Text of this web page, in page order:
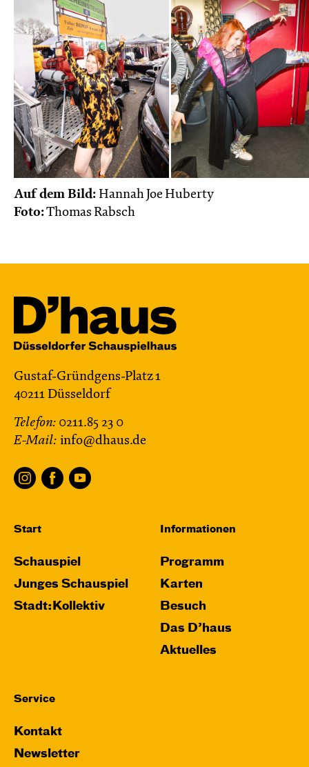
Wolf
Ein Stück über Mut und Freundschaft
von Saša Stanišić
Regie: Carmen Schwarz
Central 1
Touchtour für sehbehinderte und blinde
Menschen
Mit künstlerischer Audiodeskription
Karten
Wolf
Ein Stück über Mut und Freundschaft
von Saša Stanišić
Regie: Carmen Schwarz
Touchtour für sehbehinderte und blinde
Menschen
Mit künstlerischer Audiodeskription
Fr, 20.11. / 10:00 – 12:00
JUNGES SCHAUSPIEL
Wolf
Ein Stück über Mut und Freundschaft
Regie: Carmen Schwarz
Karten
Auf dem Bild: Hannah Joe Huberty
Foto:Thomas Rabsch
Gustaf-Gründgens-Platz 1
40211 Düsseldorf
Telefon: 0211.85 23 0
E-Mail: info@dhaus.de
Start
Schauspiel
Junges Schauspiel
Stadt:Kollektiv
Informationen
Programm
Karten
Besuch
Das D’haus
Aktuelles
Service
Kontakt
Newsletter